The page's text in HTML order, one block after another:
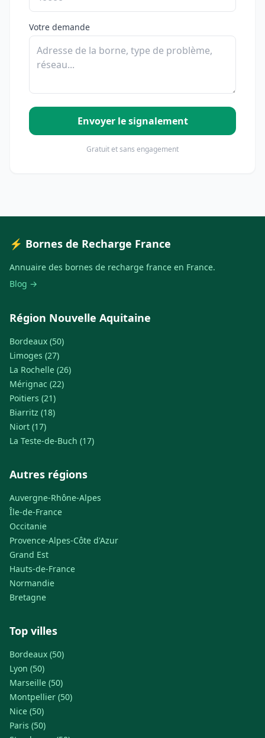
Votre demande
Envoyer le signalement
Gratuit et sans engagement
⚡ Bornes de Recharge France
Annuaire des bornes de recharge france en France.
Blog →
Région Nouvelle Aquitaine
Bordeaux (50)
Limoges (27)
La Rochelle (26)
Mérignac (22)
Poitiers (21)
Biarritz (18)
Niort (17)
La Teste-de-Buch (17)
Autres régions
Auvergne-Rhône-Alpes
Île-de-France
Occitanie
Provence-Alpes-Côte d'Azur
Grand Est
Hauts-de-France
Normandie
Bretagne
Top villes
Bordeaux (50)
Lyon (50)
Marseille (50)
Montpellier (50)
Nice (50)
Paris (50)